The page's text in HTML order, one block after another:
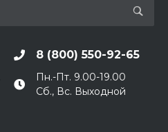
8 (800) 550-92-65
Пн.-Пт. 9.00-19.00
Сб., Вс. Выходной